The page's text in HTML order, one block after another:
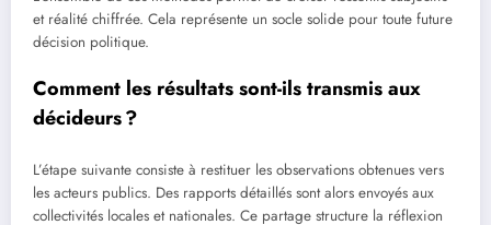
et réalité chiffrée. Cela représente un socle solide pour toute future
décision politique.
Comment les résultats sont-ils transmis aux
décideurs ?
L’étape suivante consiste à restituer les observations obtenues vers
les acteurs publics. Des rapports détaillés sont alors envoyés aux
collectivités locales et nationales. Ce partage structure la réflexion